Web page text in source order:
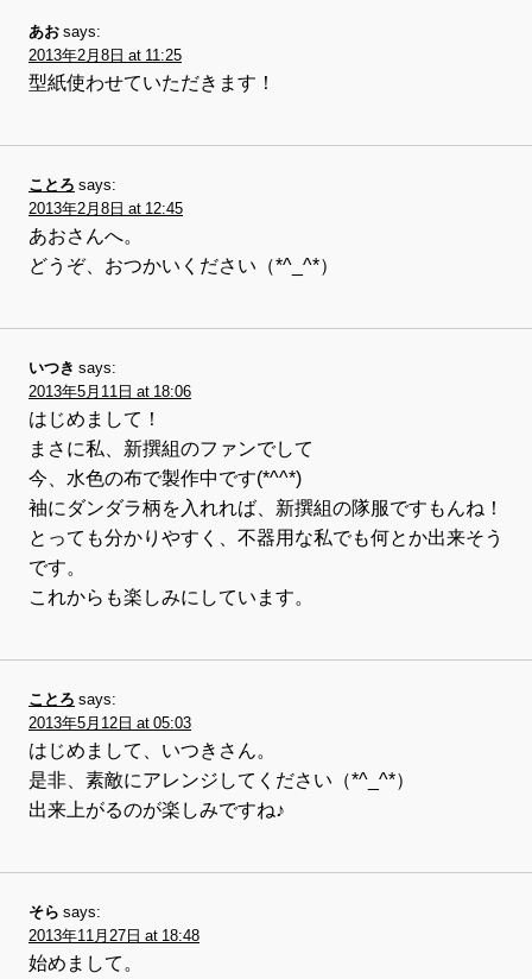
あお says:
2013年2月8日 at 11:25
型紙使わせていただきます！
ことろ says:
2013年2月8日 at 12:45
あおさんへ。
どうぞ、おつかいください（*^_^*）
いつき says:
2013年5月11日 at 18:06
はじめまして！
まさに私、新撰組のファンでして
今、水色の布で製作中です(*^^*)
袖にダンダラ柄を入れれば、新撰組の隊服ですもんね！
とっても分かりやすく、不器用な私でも何とか出来そう
です。
これからも楽しみにしています。
ことろ says:
2013年5月12日 at 05:03
はじめまして、いつきさん。
是非、素敵にアレンジしてください（*^_^*）
出来上がるのが楽しみですね♪
そら says:
2013年11月27日 at 18:48
始めまして。